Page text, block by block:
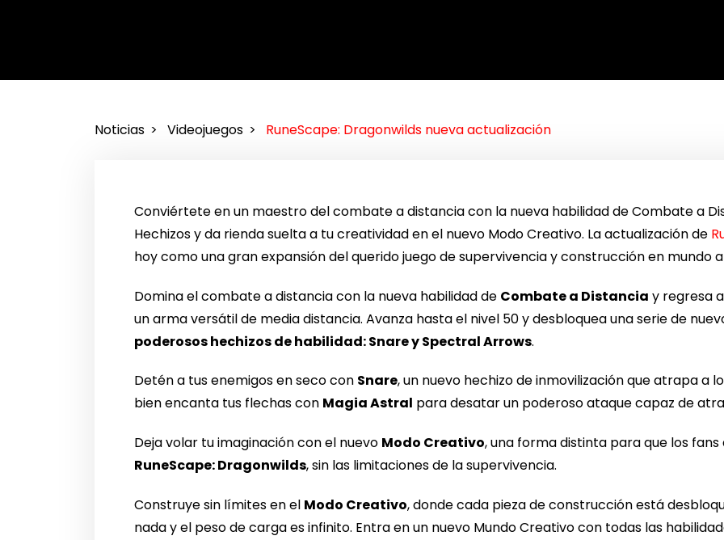
Noticias Videojuegos RuneScape: Dragonwilds nueva actualización
Conviértete en un maestro del combate a distancia con la nueva habilidad de Combate a
Hechizos y da rienda suelta a tu creatividad en el nuevo Modo Creativo. La actualización de
hoy como una gran expansión del querido juego de supervivencia y construcción en mundo
Domina el combate a distancia con la nueva habilidad de Combate a Distancia y regresa
un arma versátil de media distancia. Avanza hasta el nivel 50 y desbloquea una serie de
poderosos hechizos de habilidad: Snare y Spectral Arrows.
Detén a tus enemigos en seco con Snare, un nuevo hechizo de inmovilización que atrapa a
bien encanta tus flechas con Magia Astral para desatar un poderoso ataque capaz de
Deja volar tu imaginación con el nuevo Modo Creativo, una forma distinta para que los
RuneScape: Dragonwilds, sin las limitaciones de la supervivencia.
Construye sin límites en el Modo Creativo, donde cada pieza de construcción está
nada y el peso de carga es infinito. Entra en un nuevo Mundo Creativo con todas las